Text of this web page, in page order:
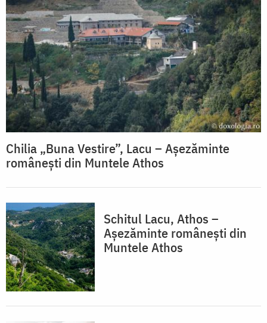
Chilia „Buna Vestire”, Lacu – Așezăminte
românești din Muntele Athos
Schitul Lacu, Athos –
Așezăminte românești din
Muntele Athos